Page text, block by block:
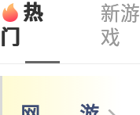
热
门
新游
戏